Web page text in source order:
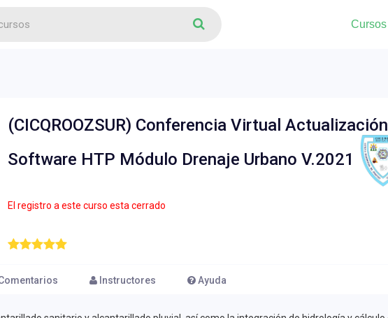
Cursos
(CICQROOZSUR) Conferencia Virtual
Software HTP Módulo Drenaje Urbano V.2021
El registro a este curso esta cerrado
Instructores Ayuda